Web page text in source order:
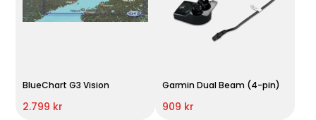
BlueChart G3 Vision
2.799 kr
Garmin Dual Beam (4-pin)
909 kr